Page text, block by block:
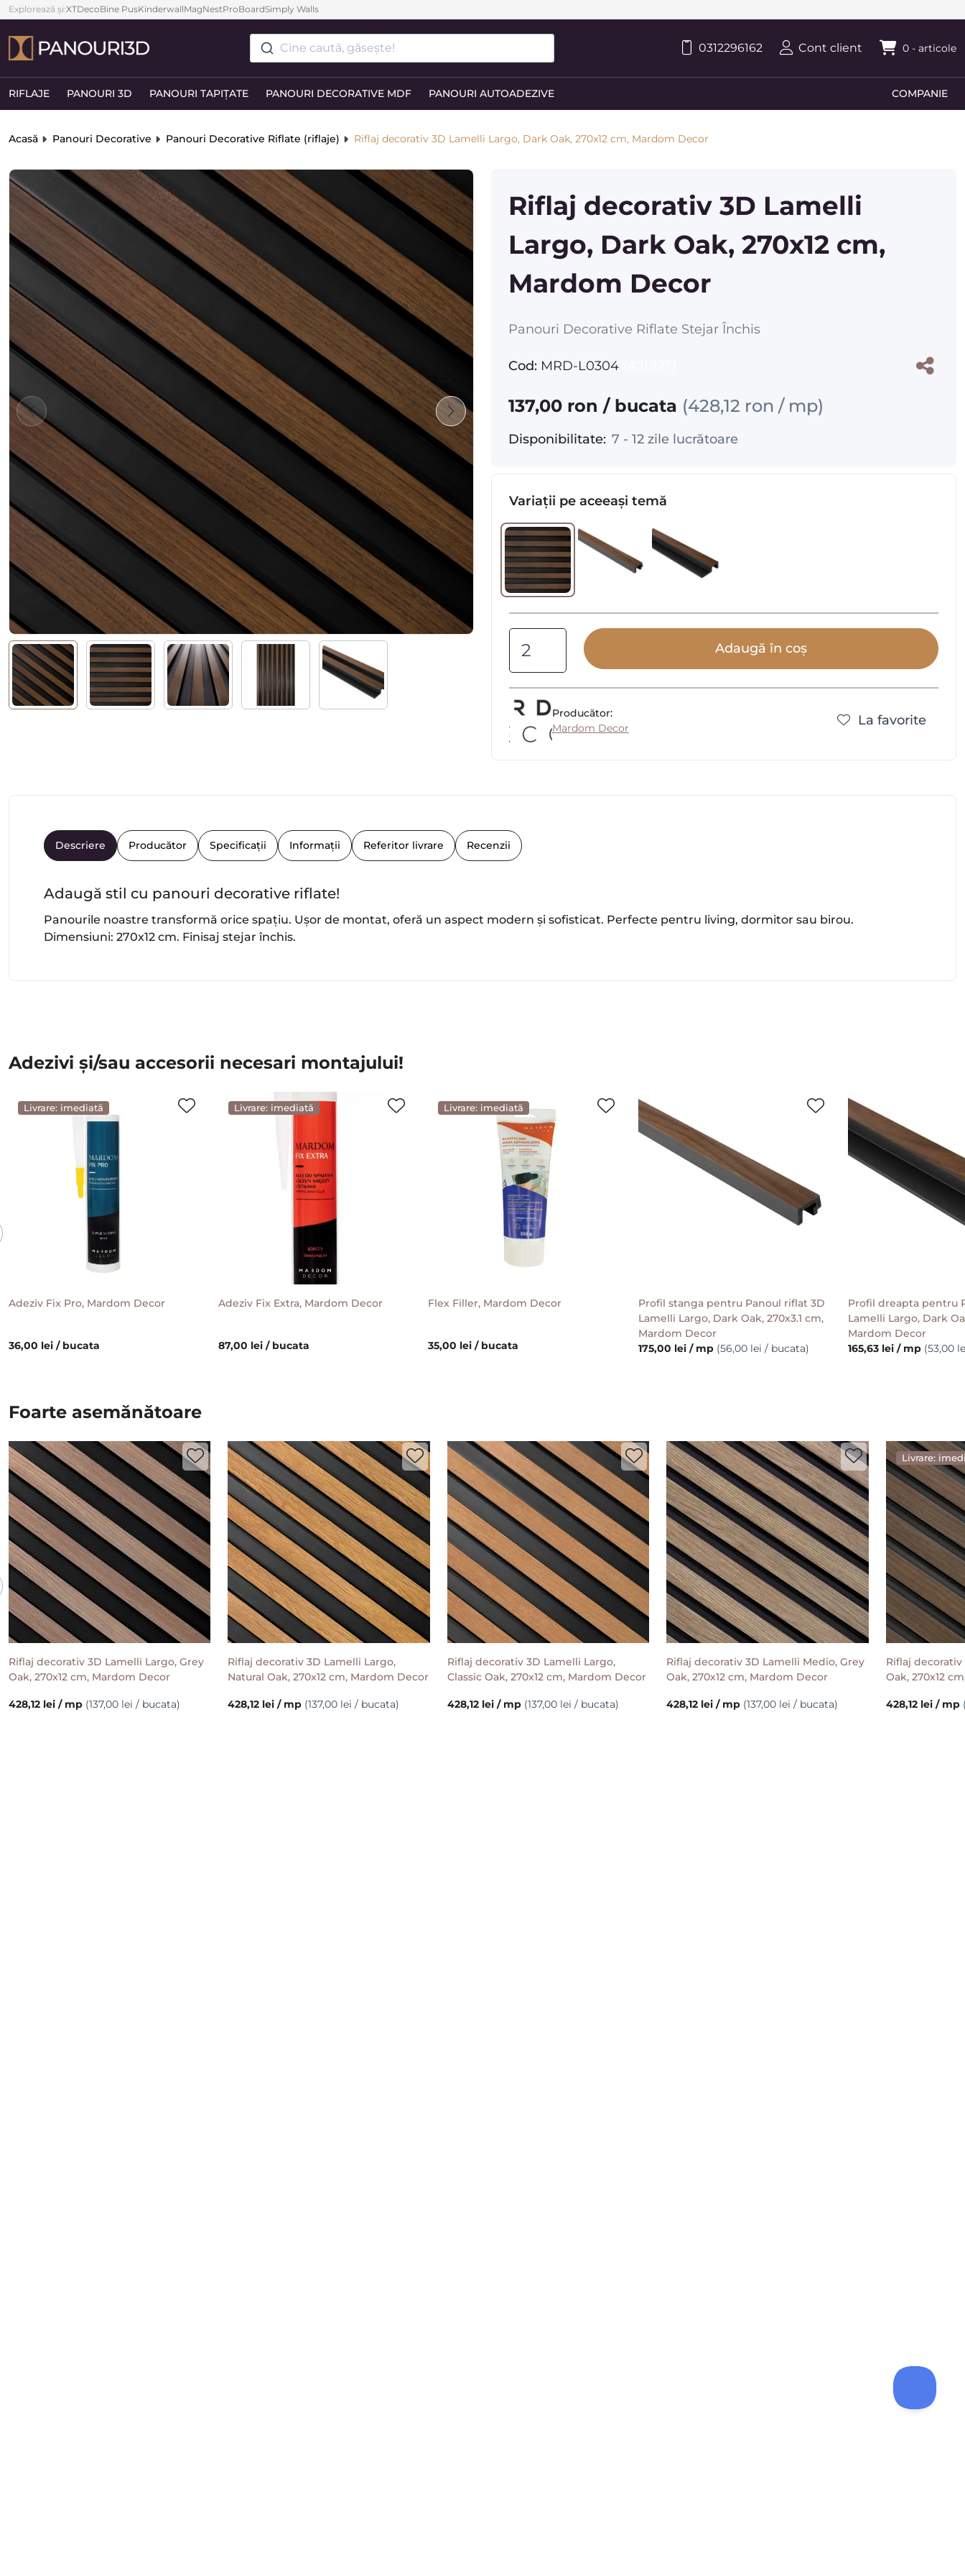
Explorează și:XTDecoBine PusKinderwallMagNestProBoardSimply Walls
Cine caută, găsește! 0312296162 Cont client 0 - articole
RIFLAJE PANOURI 3D PANOURI TAPIȚATE PANOURI DECORATIVE MDF PANOURI AUTOADEZIVE COMPANIE
Acasă Panouri Decorative Panouri Decorative Riflate (riflaje) Riflaj decorativ 3D Lamelli Largo, Dark Oak, 270x12 cm, Mardom Decor
Riflaj decorativ 3D Lamelli
Largo, Dark Oak, 270x12 cm,
Mardom Decor
Panouri Decorative Riflate Stejar Închis
Cod: MRD-L0304
137,00 ron / bucata (428,12 ron / mp)
Disponibilitate: 7 - 12 zile lucrătoare
Variații pe aceeași temă
Adaugă în coș
Producător:
Mardom Decor
La favorite
Descriere Producător Specificații Informații Referitor livrare Recenzii
Adaugă stil cu panouri decorative riflate!
Panourile noastre transformă orice spațiu. Ușor de montat, oferă un aspect modern și sofisticat. Perfecte pentru living, dormitor sau birou.
Dimensiuni: 270x12 cm. Finisaj stejar închis.
Adezivi și/sau accesorii necesari montajului!
Livrare: imediată
Adeziv Fix Pro, Mardom Decor
36,00 lei / bucata
Livrare: imediată
Adeziv Fix Extra, Mardom Decor
87,00 lei / bucata
Livrare: imediată
Flex Filler, Mardom Decor
35,00 lei / bucata
Profil stanga pentru Panoul riflat 3D
Lamelli Largo, Dark Oak, 270x3.1 cm,
Mardom Decor
175,00 lei / mp (56,00 lei / bucata)
Profil dreapta pentru
Lamelli Largo, Dark
Mardom Decor
165,63 lei / mp (53,00
Foarte asemănătoare
Riflaj decorativ 3D Lamelli Largo, Grey
Oak, 270x12 cm, Mardom Decor
428,12 lei / mp (137,00 lei / bucata)
Riflaj decorativ 3D Lamelli Largo,
Natural Oak, 270x12 cm, Mardom Decor
428,12 lei / mp (137,00 lei / bucata)
Riflaj decorativ 3D Lamelli Largo,
Classic Oak, 270x12 cm, Mardom Decor
428,12 lei / mp (137,00 lei / bucata)
Riflaj decorativ 3D Lamelli Medio, Grey
Oak, 270x12 cm, Mardom Decor
428,12 lei / mp (137,00 lei / bucata)
Livrare:
Riflaj
Oak, 270x12
428,12 lei / mp